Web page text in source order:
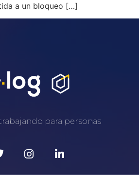
a un bloqueo […]
para personas